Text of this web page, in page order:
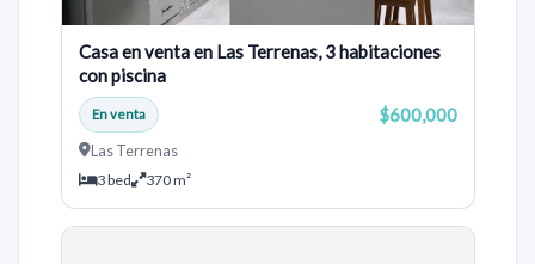
Casa en venta en Las Terrenas, 3 habitaciones
con piscina
En venta $600,000
Las Terrenas
3 bed 370 m²